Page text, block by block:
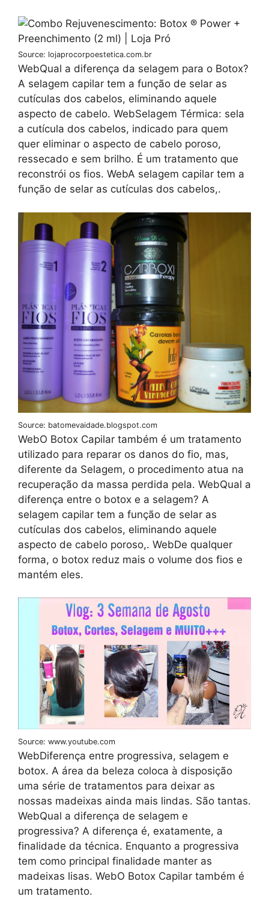
Source: lojaprocorpoestetica.com.br
WebQual a diferença da selagem para o Botox?
A selagem capilar tem a função de selar as
cutículas dos cabelos, eliminando aquele
aspecto de cabelo. WebSelagem Térmica: sela
a cutícula dos cabelos, indicado para quem
quer eliminar o aspecto de cabelo poroso,
ressecado e sem brilho. É um tratamento que
reconstrói os fios. WebA selagem capilar tem a
função de selar as cutículas dos cabelos,.
Source: batomevaidade.blogspot.com
WebO Botox Capilar também é um tratamento
utilizado para reparar os danos do fio, mas,
diferente da Selagem, o procedimento atua na
recuperação da massa perdida pela. WebQual a
diferença entre o botox e a selagem? A
selagem capilar tem a função de selar as
cutículas dos cabelos, eliminando aquele
aspecto de cabelo poroso,. WebDe qualquer
forma, o botox reduz mais o volume dos fios e
mantém eles.
Source: www.youtube.com
WebDiferença entre progressiva, selagem e
botox. A área da beleza coloca à disposição
uma série de tratamentos para deixar as
nossas madeixas ainda mais lindas. São tantas.
WebQual a diferença de selagem e
progressiva? A diferença é, exatamente, a
finalidade da técnica. Enquanto a progressiva
tem como principal finalidade manter as
madeixas lisas. WebO Botox Capilar também é
um tratamento.